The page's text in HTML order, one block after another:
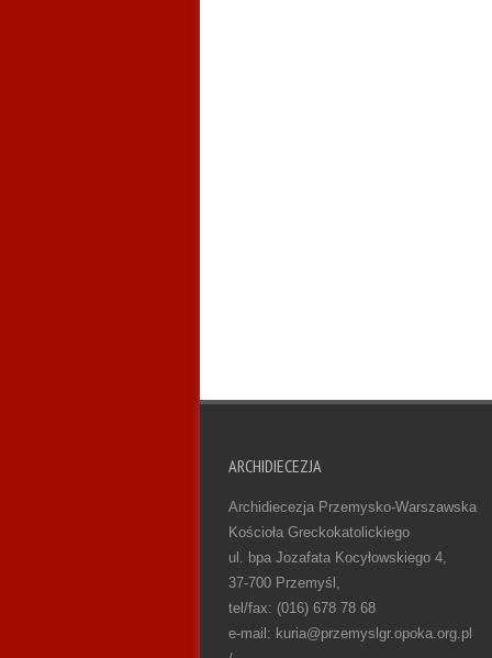
ARCHIDIECEZJA
Archidiecezja Przemysko-Warszawska
Kościoła Greckokatolickiego
ul. bpa Jozafata Kocyłowskiego 4,
37-700 Przemyśl,
tel/fax: (016) 678 78 68
e-mail: kuria@przemyslgr.opoka.org.pl